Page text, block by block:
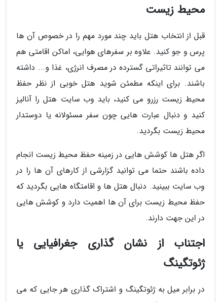
محیط زیست
قبل از انتخاب هتل باید چند مورد مهم را در خصوص آن ها
پرس و جو کنید. علاوه بر سفرهای هوایی، اماکن اقامتی هم
می توانند تاثیراتی گسترده در مصرف انرژی، غذا و... داشته
باشند. برای اینکه مطمئن شوید هتل خوبی از نظر حفظ
محیط زیست رزرو می کنید، باید وب سایت هتل را آنالیز
کنید و دنبال عبارت هایی چون سفر مسئولانه یا دوستدار
محیط زیست بگردید.
اگر هتل ها کوشش هایی در زمینه حفظ محیط زیست انجام
داده باشند حتما می توانید گزارشی از کارهای آن ها را در
وب سایت ببینید. دنبال هتل ها و اقامتگاه هایی بگردید که
حفظ محیط زیست برای آن ها اهمیت دارد و کوشش هایی
در این جهت دارند.
اجتناب از نشان گذاری جغرافیایی یا
ژئوتگینگ
در برابر میل به ژئوتگینگ و اشتراک گذاری هر جایی که می